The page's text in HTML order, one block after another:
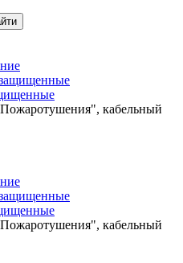
кабельный
кабельный